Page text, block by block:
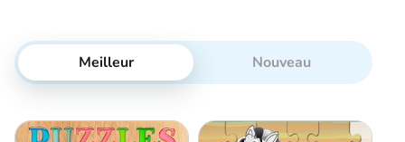
Meilleur Nouveau